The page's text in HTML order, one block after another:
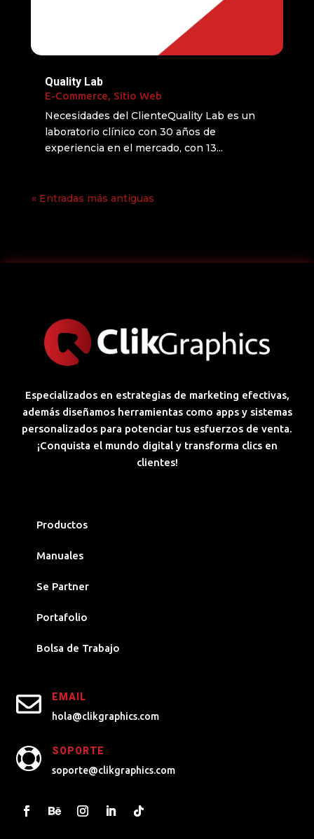
Quality Lab
E-Commerce, Sitio Web
Necesidades del ClienteQuality Lab es un
laboratorio clínico con 30 años de
experiencia en el mercado, con 13...
« Entradas más antiguas
Especializados en estrategias de marketing efectivas,
además diseñamos herramientas como apps y sistemas
personalizados para potenciar tus esfuerzos de venta.
¡Conquista el mundo digital y transforma clics en
clientes!
Productos
Manuales
Se Partner
Portafolio
Bolsa de Trabajo

EMAIL
hola@clikgraphics.com

SOPORTE
soporte@clikgraphics.com